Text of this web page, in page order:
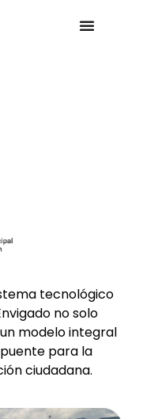
tecnológico
no solo
modelo integral
para la
ciudadana.